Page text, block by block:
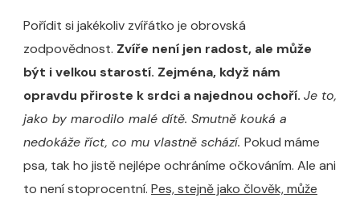
Pořídit si jakékoliv zvířátko je obrovská
zodpovědnost. Zvíře není jen radost, ale může
být i velkou starostí. Zejména, když nám
opravdu přiroste k srdci a najednou ochoří. Je to,
jako by marodilo malé dítě. Smutně kouká a
nedokáže říct, co mu vlastně schází. Pokud máme
psa, tak ho jistě nejlépe ochráníme očkováním. Ale ani
to není stoprocentní. Pes, stejně jako člověk, může